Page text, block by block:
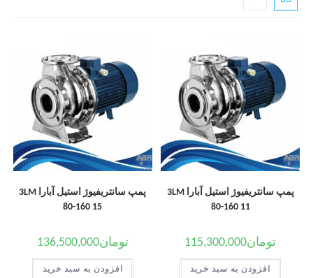
پمپ سانتریفیوژ استیل آبارا 3LM
80-160 11
تومان115,300,000
افزودن به سبد خرید
پمپ سانتریفیوژ استیل آبارا 3LM
80-160 15
تومان136,500,000
افزودن به سبد خرید